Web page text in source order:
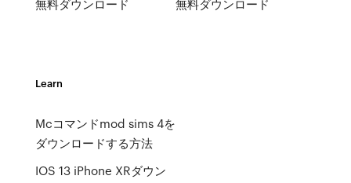
無料ダウンロード
無料ダウンロード
Learn
Mcコマンドmod sims 4を
ダウンロードする方法
IOS 13 iPhone XRダウン